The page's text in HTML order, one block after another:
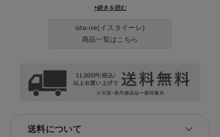
ムは、着心地の良さと美しいシルエットを兼ね備えています。​シンプルな
は、ワンピースやブラウス、パンツなど、幅広いアイテムを展開し、日々
のコーディネートに彩りを加えてくれます。​ista-ireの服で、日常を少し
+続きを読む
ista-ire(イスタイーレ)
商品一覧はこちら
送料について